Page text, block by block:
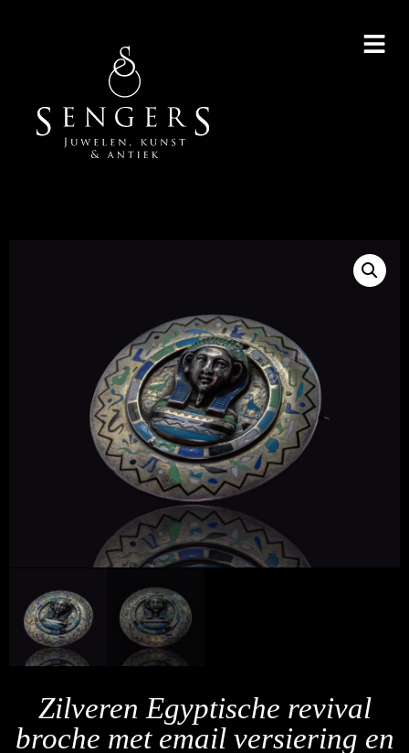
Zilveren Egyptische revival
broche met email versiering en